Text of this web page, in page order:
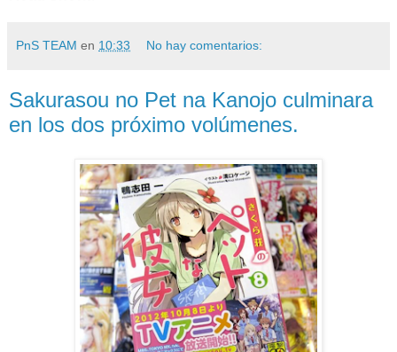
PnS TEAM en 10:33 No hay comentarios:
Sakurasou no Pet na Kanojo culminara
en los dos próximo volúmenes.